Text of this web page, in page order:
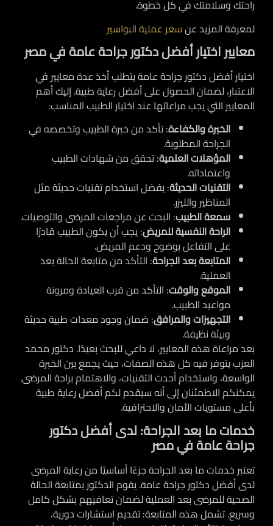
راحتك وسلامتك في كل خطوة.
لمعرفة المزيد عنسعر عملية البواسير
معايير اختيار أفضل دكتور جراحة عامة في مصر
اختيارأفضل دكتور جراحة عامةيتطلب أخذ عدة معايير في
الاعتبار، لضمان الحصول على أفضل رعاية طبية. إليك أهم
المعايير التي يجب مراعاتها عند اختيار الطبيب المناسب:
الخبرة والكفاءة: تأكد من خبرة الطبيب وتخصصه في
الجراحة المطلوبة.
المؤهلات العلمية: تحقق من شهادات الطبيب
واعتماداته.
التقنيات الحديثة: يفضل استخدام تقنيات حديثة مثل
المناظير والليزر.
سمعة الطبيب: البحث عن مراجعات المرضى والتوصيات.
الراحة النفسية للمريض: يجب أن يكون الطبيب قادرًا
على التفاعل بوضوح ودعم المريض.
المتابعة بعد الجراحة: التأكد من متابعة الحالة بعد
العملية.
الموقع والوقت: التأكد من قرب العيادة ومرونة
مواعيد الطبيب.
التجهيزات والمرافق: ضمان وجود معدات طبية حديثة
وبيئة نظيفة.
بعد مراعاة هذه المعايير، لا داعي للبحث بعيدًا. دكتور محمد
العزبيتوفر فيه كل هذه الصفات، حيث يجمع بين الخبرة
الواسعة، واستخدام أحدث التقنيات، والاهتمام براحة المرضى.
يمكنكم الاطمئنان إلى أنه سيقدم لكم أفضل رعاية طبية
بأعلى مستويات الأمان والاحترافية.
خدمات ما بعد الجراحة: لدى أفضل دكتور
جراحة عامة في مصر
تعتبر خدمات ما بعد الجراحة جزءًا أساسيًا من رعاية المرضى
لدىأفضل دكتور جراحة عامة. يقوم الدكتور بمتابعة الحالة
الصحية للمرضى بعد العملية لضمان تعافيهم بشكل كامل
وسريع. تشمل هذه المتابعة: تقديم استشارات دورية،